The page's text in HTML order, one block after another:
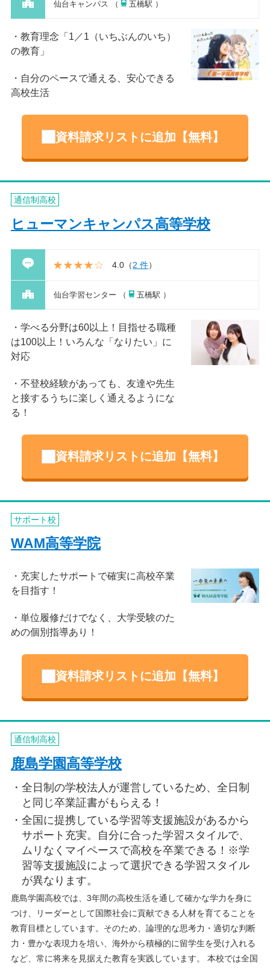
仙台キャンパス （ 五橋駅 ）
教育理念「1／1（いちぶんのいち）
の教育」
自分のペースで通える、安心できる
高校生活
資料請求リストに追加【無料】
通信制高校
ヒューマンキャンパス高等学校
4.0 （2 件）
仙台学習センター （ 五橋駅 ）
学べる分野は60以上！目指せる職種
は100以上！いろんな「なりたい」に
対応
不登校経験があっても、友達や先生
と接するうちに楽しく通えるようにな
る！
資料請求リストに追加【無料】
サポート校
WAM高等学院
充実したサポートで確実に高校卒業
を目指す！
単位履修だけでなく、大学受験のた
めの個別指導あり！
資料請求リストに追加【無料】
通信制高校
鹿島学園高等学校
全日制の学校法人が運営しているため、全日制
と同じ卒業証書がもらえる！
全国に提携している学習等支援施設があるから
サポート充実。自分に合った学習スタイルで、
ムリなくマイペースで高校を卒業できる！※学
習等支援施設によって選択できる学習スタイル
が異なります。
鹿島学園高校では、3年間の高校生活を通して確かな学力を身に
つけ、リーダーとして国際社会に貢献できる人材を育てることを
教育目標としています。そのため、論理的な思考力・適切な判断
力・豊かな表現力を培い、海外から積極的に留学生を受け入れる
など、常に将来を見据えた教育を実践しています。 本校では全国